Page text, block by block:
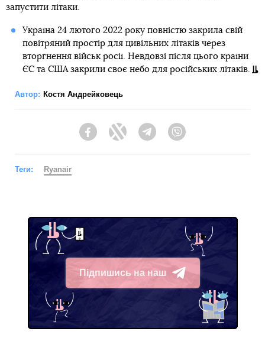
запустити літаки.
Україна 24 лютого 2022 року повністю закрила свій
повітряний простір для цивільних літаків через
вторгнення військ росії. Невдовзі після цього країни
ЄС та США закрили своє небо для російських літаків.
Автор: Костя Андрейковець
FacebookTwitter Telegram
Теги: Ryanair
Підпишись на наш
Telegram